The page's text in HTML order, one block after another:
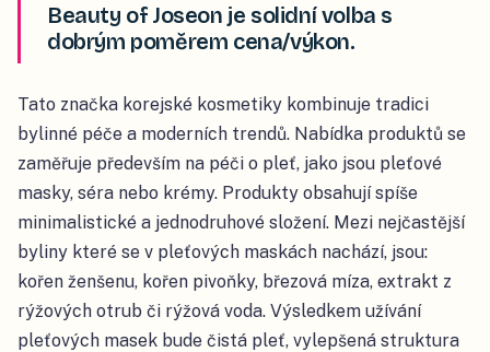
Beauty of Joseon je solidní volba s
dobrým poměrem cena/výkon.
Tato značka korejské kosmetiky kombinuje tradici
bylinné péče a moderních trendů. Nabídka produktů se
zaměřuje především na péči o pleť, jako jsou pleťové
masky, séra nebo krémy. Produkty obsahují spíše
minimalistické a jednodruhové složení. Mezi nejčastější
byliny které se v pleťových maskách nachází, jsou:
kořen ženšenu, kořen pivoňky, březová míza, extrakt z
rýžových otrub či rýžová voda. Výsledkem užívání
pleťových masek bude čistá pleť, vylepšená struktura